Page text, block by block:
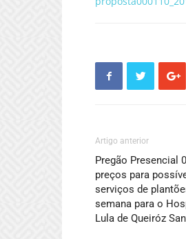
Artigo anterior
Pregão Presencial
preços para
serviços de
semana para o
Lula de Queiróz